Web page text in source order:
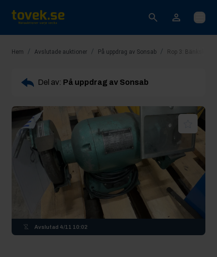
Öppna
Hem / Avslutade auktioner / På uppdrag av Sonsab / Rop 3:
Del av: På uppdrag av Sonsab
Avslutad 4/11 10:02